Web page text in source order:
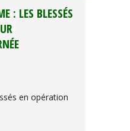
: LES BLESSÉS
en opération